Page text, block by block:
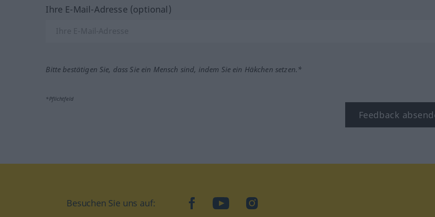
Ihre E-Mail-Adresse (optional)
Bitte bestätigen Sie, dass Sie ein Mensch sind, indem Sie ein Häkchen setzen.*
*Pflichtfeld
Feedback
Besuchen Sie uns auf: facebookYouTubeInstagram